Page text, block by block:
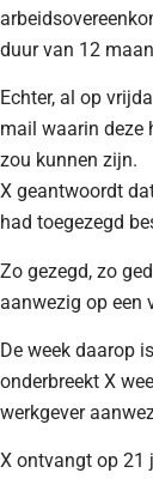
duur van 12
Echter, al op
mail waarin deze
zou kunnen zijn.
X geantwoordt
had toegezegd
Zo gezegd, zo
aanwezig op een
De week daarop
onderbreekt X
werkgever
X ontvangt op 21